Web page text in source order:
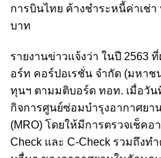
การบินไทย ค้างชำระหนี้ค่าเช่
บาท
รายงานข่าวแจ้งว่า ในปี 2563
อร์ท คอร์ปอเรชั่น จำกัด (มหา
ทุนฯ ตามมติบอร์ด ทอท. เมื่อวัน
กิจการศูนย์ซ่อมบำรุงอากาศย
(MRO) โดยให้มีการตรวจเช็คอ
Check และ C-Check รวมถึง